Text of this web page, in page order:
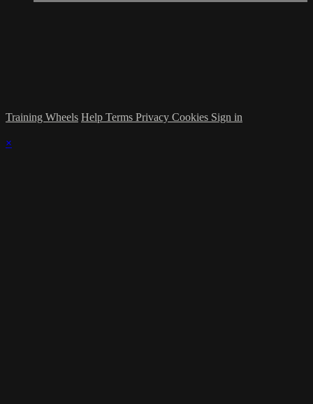
Training Wheels Help Terms Privacy Cookies Sign in
×